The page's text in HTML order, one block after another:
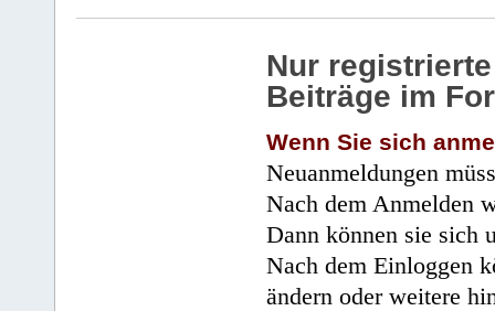
Nur
Beiträge im
Wenn Sie sich
Neuanmeldungen
Nach dem Anmelden
Dann können sie sich
Nach dem Einloggen
ändern oder weitere